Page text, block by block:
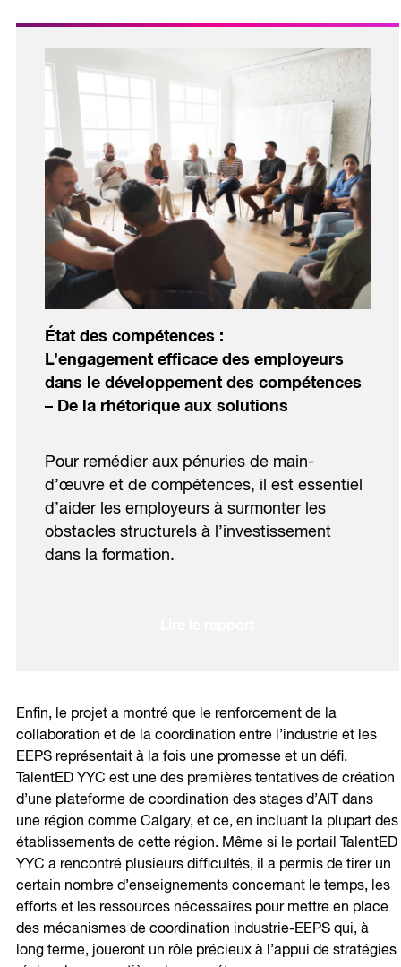
État des compétences :
L’engagement efficace des employeurs
dans le développement des compétences
– De la rhétorique aux solutions
Pour remédier aux pénuries de main-
d’œuvre et de compétences, il est essentiel
d’aider les employeurs à surmonter les
obstacles structurels à l’investissement
dans la formation.
Enfin, le projet a montré que le renforcement de la
collaboration et de la coordination entre l’industrie et les
EEPS représentait à la fois une promesse et un défi.
TalentED YYC est une des premières tentatives de création
d’une plateforme de coordination des stages d’AIT dans
une région comme Calgary, et ce, en incluant la plupart des
établissements de cette région. Même si le portail TalentED
YYC a rencontré plusieurs difficultés, il a permis de tirer un
certain nombre d’enseignements concernant le temps, les
efforts et les ressources nécessaires pour mettre en place
des mécanismes de coordination industrie-EEPS qui, à
long terme, joueront un rôle précieux à l’appui de stratégies